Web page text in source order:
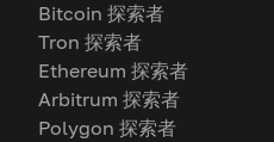
Bitcoin 探索者
Tron 探索者
Ethereum 探索者
Arbitrum 探索者
Polygon 探索者